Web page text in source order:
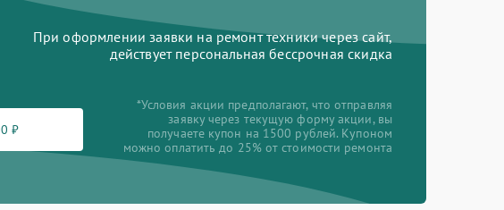
При оформлении заявки на ремонт техники через сайт,
действует персональная бессрочная скидка
₽
*Условия акции предполагают, что отправляя
заявку через текущую форму акции, вы
получаете купон на 1500 рублей. Купоном
можно оплатить до 25% от стоимости ремонта